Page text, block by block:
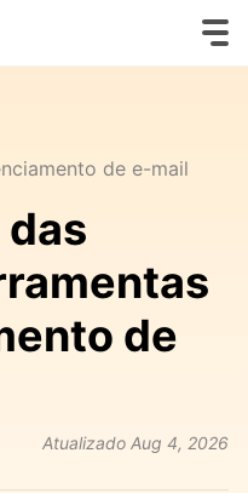
de e-mail
de
Atualizado Aug 4, 2026